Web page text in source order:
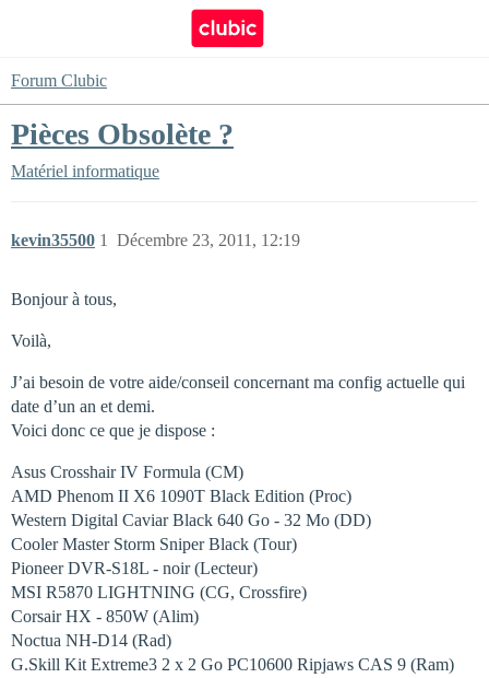
Forum Clubic
Pièces Obsolète ?
Matériel informatique
kevin35500 Décembre 23, 2011, 12:19
1
Bonjour à tous,
Voilà,
J’ai besoin de votre aide/conseil concernant ma config actuelle qui
date d’un an et demi.
Voici donc ce que je dispose :
Asus Crosshair IV Formula (CM)
AMD Phenom II X6 1090T Black Edition (Proc)
Western Digital Caviar Black 640 Go - 32 Mo (DD)
Cooler Master Storm Sniper Black (Tour)
Pioneer DVR-S18L - noir (Lecteur)
MSI R5870 LIGHTNING (CG, Crossfire)
Corsair HX - 850W (Alim)
Noctua NH-D14 (Rad)
G.Skill Kit Extreme3 2 x 2 Go PC10600 Ripjaws CAS 9 (Ram)